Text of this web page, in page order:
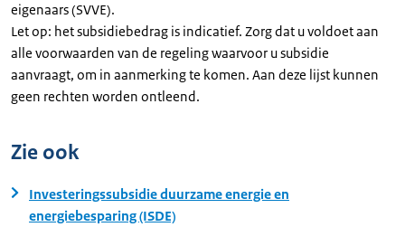
eigenaars (SVVE).
Let op: het subsidiebedrag is indicatief. Zorg dat u voldoet aan
alle voorwaarden van de regeling waarvoor u subsidie
aanvraagt, om in aanmerking te komen. Aan deze lijst kunnen
geen rechten worden ontleend.
Zie ook
Investeringssubsidie duurzame energie en
energiebesparing (ISDE)